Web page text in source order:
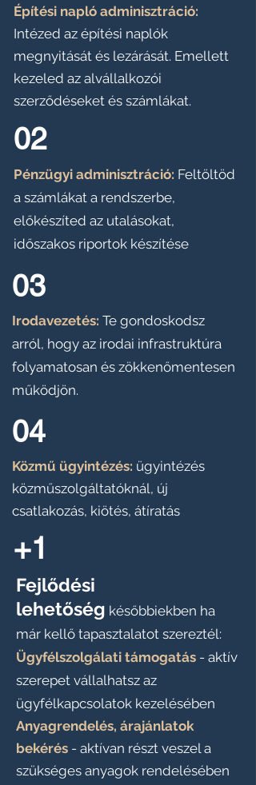
Építési napló adminisztráció:
Intézed az építési naplók
megnyitását és lezárását. Emellett
kezeled az alvállalkozói
szerződéseket és számlákat.
02
Pénzügyi adminisztráció: Feltöltöd
a számlákat a rendszerbe,
előkészíted az utalásokat,
időszakos riportok készítése
03
Irodavezetés: Te gondoskodsz
arról, hogy az irodai infrastruktúra
folyamatosan és zökkenőmentesen
működjön.
04
Közmű ügyintézés: ügyintézés
közműszolgáltatóknál, új
csatlakozás, kiötés, átíratás
+1
Fejlődési
lehetőség későbbiekben ha
már kellő tapasztalatot szereztél:
Ügyfélszolgálati támogatás - aktív
szerepet vállalhatsz az
ügyfélkapcsolatok kezelésében
Anyagrendelés, árajánlatok
bekérés - aktívan részt veszel a
szükséges anyagok rendelésében